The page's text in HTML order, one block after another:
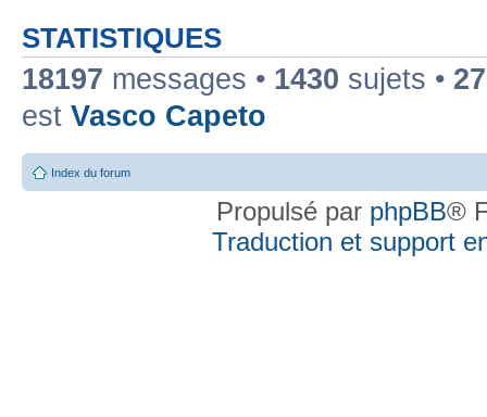
STATISTIQUES
18197 messages • 1430 sujets •
est Vasco Capeto
Index du forum
Propulsé par phpBB®
Traduction et support